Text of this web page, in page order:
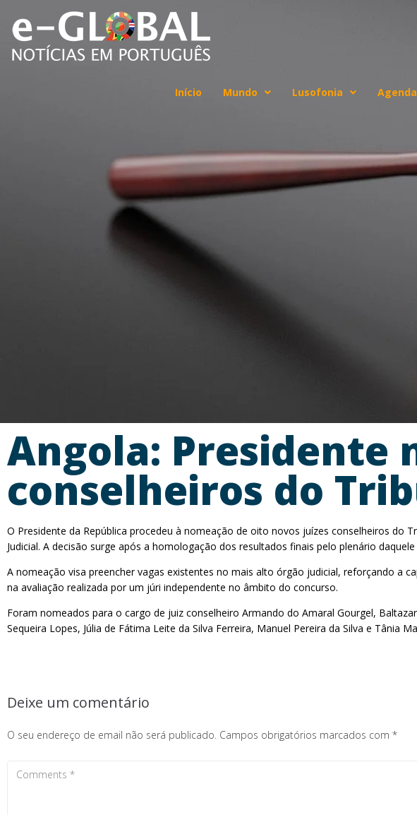
Início Mundo Lusofonia Agenda
Angola: Presidente
conselheiros do
O Presidente da República procedeu à nomeação de oito novos juízes conselheiros do
Judicial. A decisão surge após a homologação dos resultados finais pelo plenário
A nomeação visa preencher vagas existentes no mais alto órgão judicial, reforçando a
na avaliação realizada por um júri independente no âmbito do concurso.
Foram nomeados para o cargo de juiz conselheiro Armando do Amaral Gourgel,
Sequeira Lopes, Júlia de Fátima Leite da Silva Ferreira, Manuel Pereira da Silva e Tânia
Deixe um comentário
O seu endereço de email não será publicado. Campos obrigatórios marcados com *